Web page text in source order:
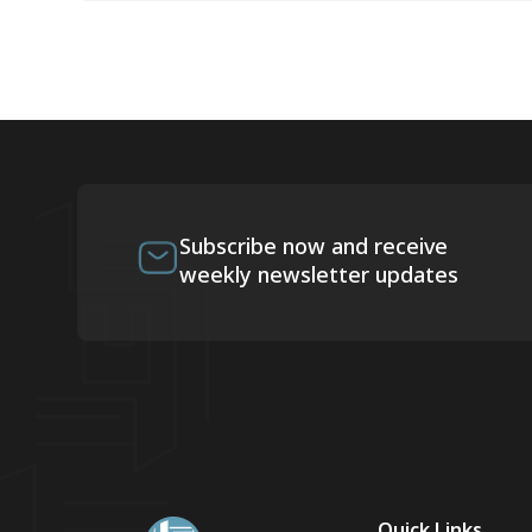
Subscribe now and receive
weekly newsletter updates